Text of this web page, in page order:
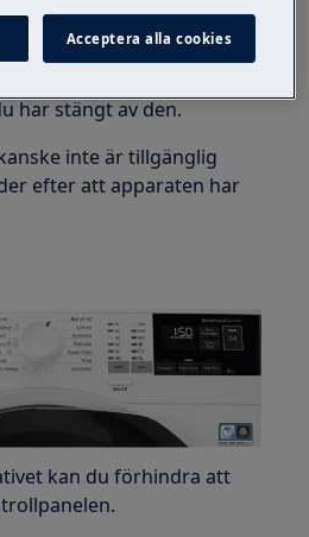
har stängt av den.
inte är tillgänglig
efter att apparaten har
kan du förhindra att
Acceptera alla cookies